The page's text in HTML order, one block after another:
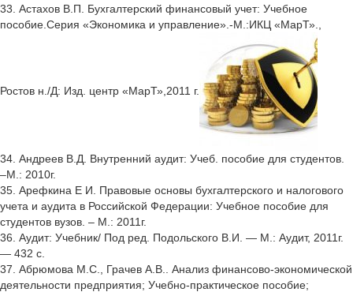
33. Астахов В.П. Бухгалтерский финансовый учет: Учебное
пособие.Серия «Экономика и управление».-М.:ИКЦ «МарТ».,
Ростов н./Д: Изд. центр «МарТ»,2011 г.
34. Андреев В.Д. Внутренний аудит: Учеб. пособие для студентов.
–М.: 2010г.
35. Арефкина Е И. Правовые основы бухгалтерского и налогового
учета и аудита в Российской Федерации: Учебное пособие для
студентов вузов. – М.: 2011г.
36. Аудит: Учебник/ Под ред. Подольского В.И. — М.: Аудит, 2011г.
— 432 с.
37. Абрюмова М.С., Грачев А.В.. Анализ финансово-экономической
деятельности предприятия; Учебно-практическое пособие;